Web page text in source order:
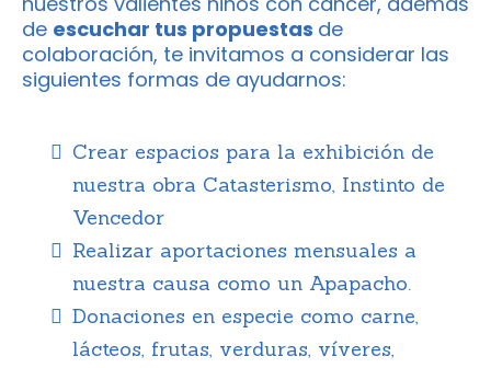
de escuchar tus propuestas de
colaboración, te invitamos a considerar las
siguientes formas de ayudarnos:
Crear espacios para la exhibición de
nuestra obra Catasterismo, Instinto de
Vencedor
Realizar aportaciones mensuales a
nuestra causa como un Apapacho.
Donaciones en especie como carne,
lácteos, frutas, verduras, víveres,